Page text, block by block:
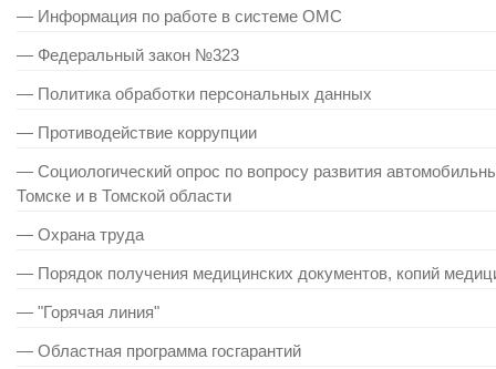
— Информация по работе в системе ОМС
— Федеральный закон №323
— Политика обработки персональных данных
— Противодействие коррупции
— Cоциологический опрос по вопросу развития
Томске и в Томской области
— Охрана труда
— Порядок получения медицинских документов, копий
— "Горячая линия"
— Областная программа госгарантий